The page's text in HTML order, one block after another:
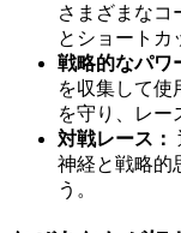
さまざまなコ
とショートカ
戦略的なパワ
を収集して使
を守り、レー
対戦レース：
神経と戦略的
う。